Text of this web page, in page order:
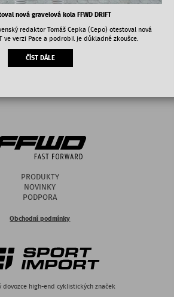
nová gravelová kola FFWD DRIFT
redaktor Tomáš Cepka (Cepo) otestoval nová
ve verzi Pace a podrobil je důkladné zkoušce.
ČÍST DÁLE
PRODUKTY
NOVINKY
PODPORA
Obchodní podmínky
dovozce high-end cyklistických značek